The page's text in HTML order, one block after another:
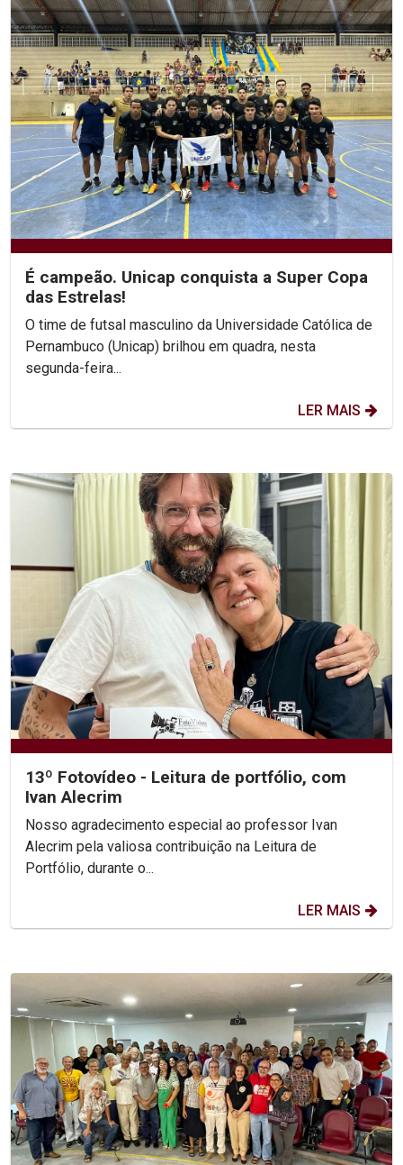
É campeão. Unicap conquista a Super Copa
das Estrelas!
O time de futsal masculino da Universidade Católica de
Pernambuco (Unicap) brilhou em quadra, nesta
segunda-feira...
LER MAIS
13º Fotovídeo - Leitura de portfólio, com
Ivan Alecrim
Nosso agradecimento especial ao professor Ivan
Alecrim pela valiosa contribuição na Leitura de
Portfólio, durante o...
LER MAIS